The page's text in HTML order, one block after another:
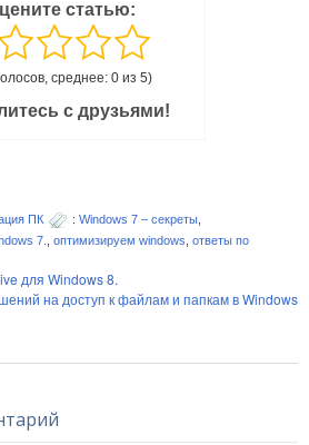
статью:
среднее: 0 из 5)
с друзьями!
ПК : Windows 7 – секреты
7.
оптимизируем windows ответы по
для Windows 8.
на доступ к файлам и папкам в Windows